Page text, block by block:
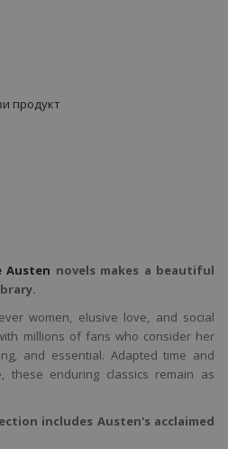
продукт
Austen novels makes a beautiful
women, elusive love, and social
millions of fans who consider her
and essential. Adapted time and
these enduring classics remain as
includes Austen's acclaimed